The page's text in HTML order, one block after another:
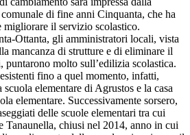
di fine anni Cinquanta, che ha
migliorare il servizio scolastico.
Ottanta, gli amministratori locali, vista
mancanza di strutture e di eliminare il
puntarono molto sull’edilizia scolastica.
fino a quel momento, infatti,
elementare di Agrustos e la casa
elementare. Successivamente sorsero,
delle scuole elementari tra cui
chiusi nel 2014, anno in cui